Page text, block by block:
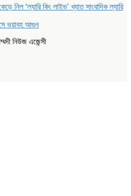
in
new
নিল ‘ল্যারি কিং লাইভ’ খ্যাত সাংবাদিক ল্যারি
ভয়াবহ আগুন
নিউজ এজেন্সী